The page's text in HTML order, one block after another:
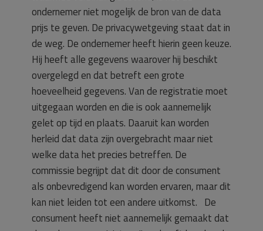
ondernemer niet mogelijk de bron van de data
prijs te geven. De privacywetgeving staat dat in
de weg. De ondernemer heeft hierin geen keuze.
Hij heeft alle gegevens waarover hij beschikt
overgelegd en dat betreft een grote
hoeveelheid gegevens. Van de registratie moet
uitgegaan worden en die is ook aannemelijk
gelet op tijd en plaats. Daaruit kan worden
herleid dat data zijn overgebracht maar niet
welke data het precies betreffen. De
commissie begrijpt dat dit door de consument
als onbevredigend kan worden ervaren, maar dit
kan niet leiden tot een andere uitkomst. De
consument heeft niet aannemelijk gemaakt dat